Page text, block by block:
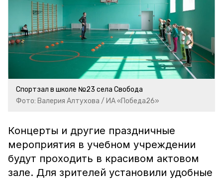
Спортзал в школе №23 села Свобода
Фото: Валерия Алтухова / ИА «Победа26»
Концерты и другие праздничные
мероприятия в учебном учреждении
будут проходить в красивом актовом
зале. Для зрителей установили удобные